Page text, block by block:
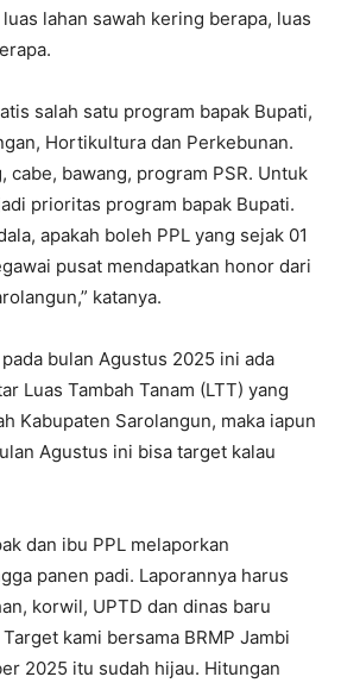
lahan sawah kering berapa, luas
salah satu program bapak Bupati,
Hortikultura dan Perkebunan.
cabe, bawang, program PSR. Untuk
prioritas program bapak Bupati.
apakah boleh PPL yang sejak 01
pusat mendapatkan honor dari
katanya.
bulan Agustus 2025 ini ada
Luas Tambah Tanam (LTT) yang
Kabupaten Sarolangun, maka iapun
Agustus ini bisa target kalau
dan ibu PPL melaporkan
panen padi. Laporannya harus
korwil, UPTD dan dinas baru
kami bersama BRMP Jambi
2025 itu sudah hijau. Hitungan